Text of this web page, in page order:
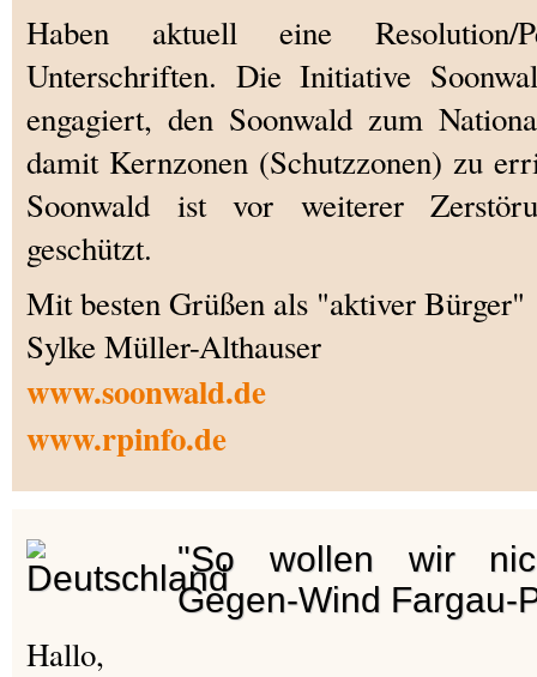
Haben aktuell eine Resolution/
Unterschriften. Die Initiative
engagiert, den Soonwald zum
damit Kernzonen (Schutzzonen) zu
Soonwald ist vor weiterer
geschützt.
Mit besten Grüßen als "aktiver Bürger"
Sylke Müller-Althauser
www.soonwald.de
www.rpinfo.de
"So wollen wir
Gegen-Wind Fargau-
Hallo,